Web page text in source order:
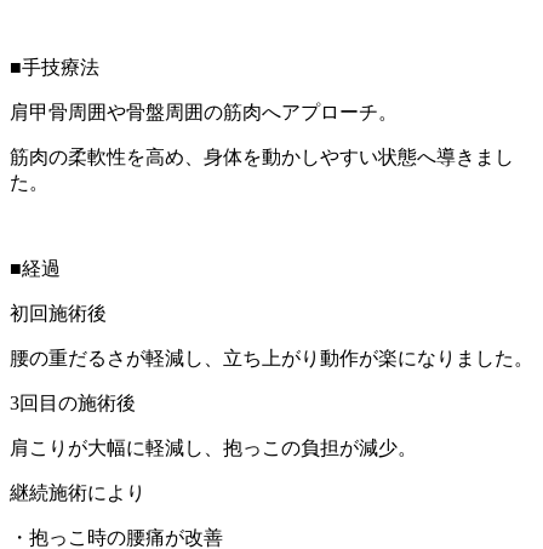
■手技療法
肩甲骨周囲や骨盤周囲の筋肉へアプローチ。
筋肉の柔軟性を高め、身体を動かしやすい状態へ導きまし
た。
■経過
初回施術後
腰の重だるさが軽減し、立ち上がり動作が楽になりました。
3回目の施術後
肩こりが大幅に軽減し、抱っこの負担が減少。
継続施術により
・抱っこ時の腰痛が改善